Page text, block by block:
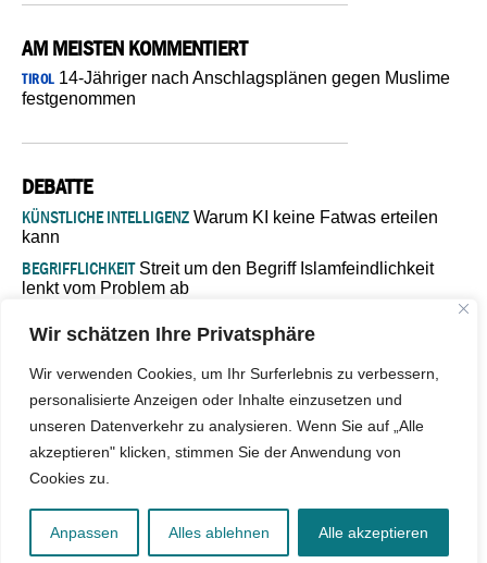
Wir schätzen Ihre Privatsphäre
Wir verwenden Cookies, um Ihr Surferlebnis zu verbessern,
personalisierte Anzeigen oder Inhalte einzusetzen und
unseren Datenverkehr zu analysieren. Wenn Sie auf „Alle
akzeptieren" klicken, stimmen Sie der Anwendung von
Cookies zu.
Anpassen Alles ablehnen Alle akzeptieren
AM MEISTEN KOMMENTIERT
TIROL14-Jähriger nach Anschlagsplänen gegen Muslime
festgenommen
DEBATTE
KÜNSTLICHE INTELLIGENZ Warum KI keine Fatwas erteilen
kann
BEGRIFFLICHKEITStreit um den Begriff Islamfeindlichkeit
lenkt vom Problem ab
Verantwortung bleibt“
ISLAMISCHE FAKULTÄT IN MÜNSTEREine kritische Schwelle für
die deutsche Religionspolitik
GASTBEITRAGWarum die muslimische Welt eine neue
Kontakt|Impressum Barrierefreiheit|Jobs Netiquette|Mediadaten